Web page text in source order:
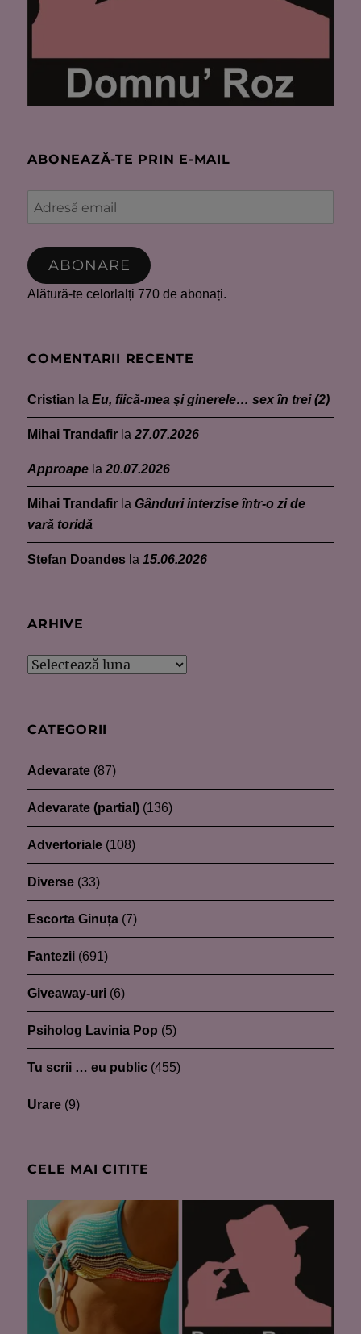
ABONEAZĂ-TE PRIN E-MAIL
Adresă
email
ABONARE
Alătură-te celorlalți 770 de abonați.
COMENTARII RECENTE
Cristian laEu, fiică-mea şi ginerele… sex în trei (2)
Mihai Trandafir la27.07.2026
Approape la20.07.2026
Mihai Trandafir la Gânduri interzise într-o zi de
vară toridă
Stefan Doandes la15.06.2026
ARHIVE
Arhive
CATEGORII
Adevarate (87)
Adevarate (partial) (136)
Advertoriale (108)
Diverse (33)
Escorta Ginuța (7)
Fantezii (691)
Giveaway-uri (6)
Psiholog Lavinia Pop (5)
Tu scrii … eu public (455)
Urare (9)
CELE MAI CITITE